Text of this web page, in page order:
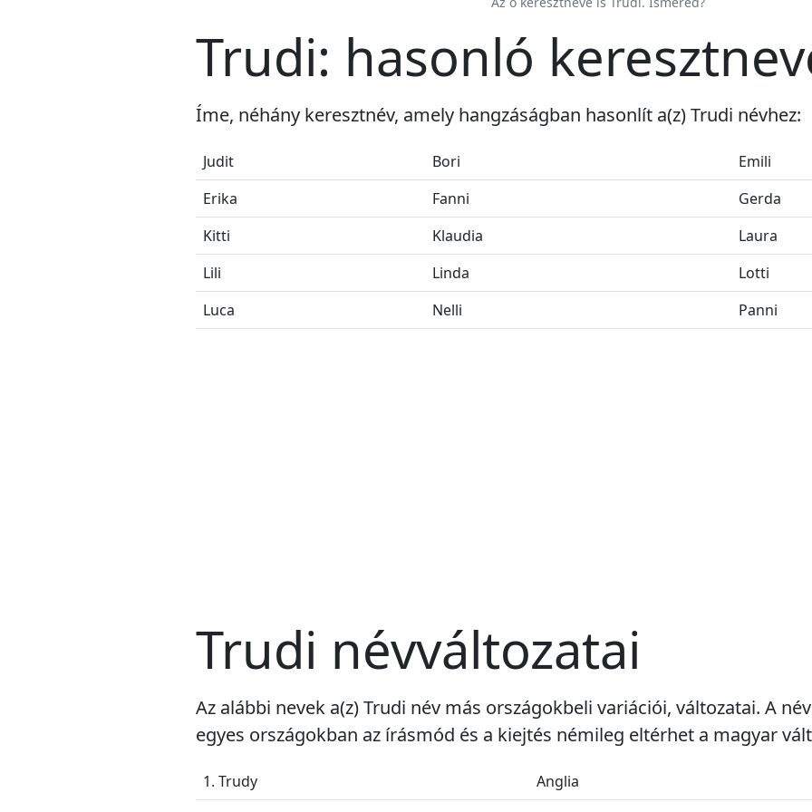
Trudi: hasonló
Íme, néhány keresztnév, amely hangzáságban hasonlít a(z) Trudi névhez:
Judit Bori
Emili
Erika
Fanni
Gerda
Kitti
Klaudia
Laura
Lili
Linda
Lotti
Luca
Nelli Panni
Trudi névváltozatai
Az alábbi nevek a(z) Trudi név más országokbeli variációi, változatai. A
egyes országokban az írásmód és a kiejtés némileg eltérhet a magyar
1. Trudy
Anglia